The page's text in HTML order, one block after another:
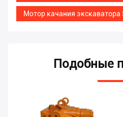
Мотор качания экскаватора
Подобные